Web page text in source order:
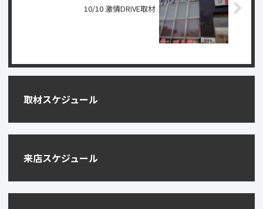
10/10 激情DRIVE取材
取材スケジュール
来店スケジュール